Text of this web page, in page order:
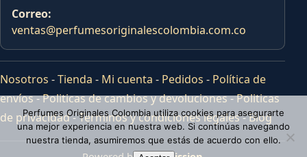
Correo:
ventas@perfumesoriginalescolombia.com.co
Nosotros -Tienda - Mi cuenta - Pedidos - Política de
envíos-Politicas de cambios y devoluciones-Politicas
de privacidad-Terminos y condiciones legales-Blog
Perfumes Originales Colombia utiliza cookies para asegurarte
una mejor experiencia en nuestra web. Si continúas navegando
nuestra tienda, asumiremos que estás de acuerdo con ello.